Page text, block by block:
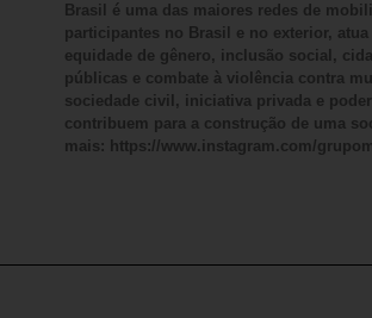
Brasil é uma das maiores redes de
participantes no Brasil e no exterior,
equidade de gênero, inclusão social,
públicas e combate à violência contra
sociedade civil, iniciativa privada e
contribuem para a construção de uma
mais: https://www.instagram.com/